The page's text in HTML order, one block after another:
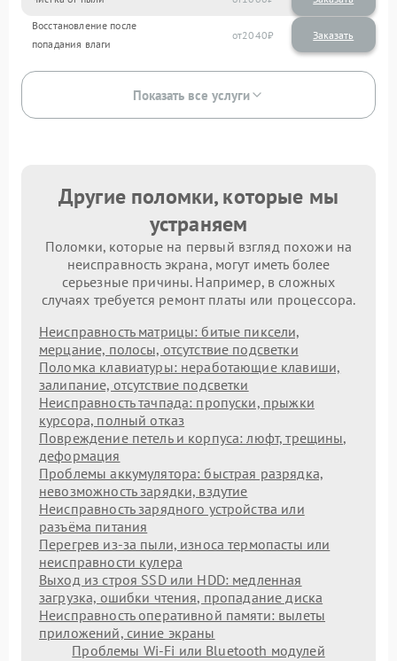
Восстановление после
попадания влаги
2040
Показать все услуги
Другие поломки, которые мы
устраняем
Поломки, которые на первый взгляд похожи на
неисправность экрана, могут иметь более
серьезные причины. Например, в сложных
случаях требуется ремонт платы или процессора.
Неисправность матрицы: битые пиксели,
мерцание, полосы, отсутствие подсветки
Поломка клавиатуры: неработающие клавиши,
залипание, отсутствие подсветки
Неисправность тачпада: пропуски, прыжки
курсора, полный отказ
Повреждение петель и корпуса: люфт, трещины,
деформация
Проблемы аккумулятора: быстрая разрядка,
невозможность зарядки, вздутие
Неисправность зарядного устройства или
разъёма питания
Перегрев из‑за пыли, износа термопасты или
неисправности кулера
Выход из строя SSD или HDD: медленная
загрузка, ошибки чтения, пропадание диска
Неисправность оперативной памяти: вылеты
приложений, синие экраны
Проблемы Wi‑Fi или Bluetooth модулей